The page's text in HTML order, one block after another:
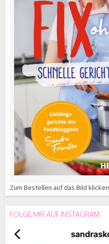
Zum Bestellen auf das Bild klicken
FOLGE MIR AUF INSTAGRAM